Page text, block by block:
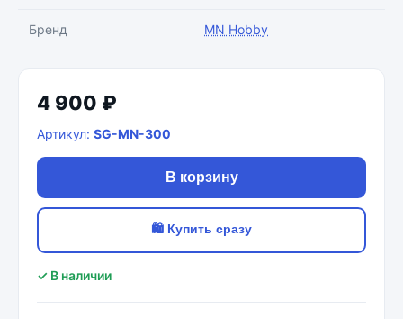
Бренд MN Hobby
4 900 ₽
Артикул: SG-MN-300
В корзину
🛍 Купить сразу
✓ В наличии